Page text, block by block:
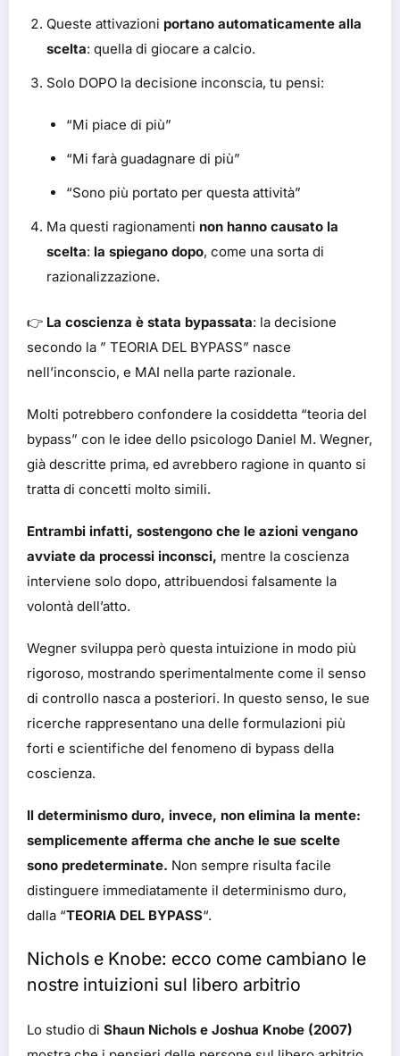
Queste attivazioni portano automaticamente alla
scelta: quella di giocare a calcio.
Solo DOPO la decisione inconscia, tu pensi:
“Mi piace di più”
“Mi farà guadagnare di più”
“Sono più portato per questa attività”
Ma questi ragionamenti non hanno causato la
scelta: la spiegano dopo, come una sorta di
razionalizzazione.
👉 La coscienza è stata bypassata: la decisione
secondo la ” TEORIA DEL BYPASS” nasce
nell’inconscio, e MAI nella parte razionale.
Molti potrebbero confondere la cosiddetta “teoria del
bypass” con le idee dello psicologo Daniel M. Wegner,
già descritte prima, ed avrebbero ragione in quanto si
tratta di concetti molto simili.
Entrambi infatti, sostengono che le azioni vengano
avviate da processi inconsci, mentre la coscienza
interviene solo dopo, attribuendosi falsamente la
volontà dell’atto.
Wegner sviluppa però questa intuizione in modo più
rigoroso, mostrando sperimentalmente come il senso
di controllo nasca a posteriori. In questo senso, le sue
ricerche rappresentano una delle formulazioni più
forti e scientifiche del fenomeno di bypass della
coscienza.
Il determinismo duro, invece, non elimina la mente:
semplicemente afferma che anche le sue scelte
sono predeterminate. Non sempre risulta facile
distinguere immediatamente il determinismo duro,
dalla “TEORIA DEL BYPASS“.
Nichols e Knobe: ecco come cambiano le
nostre intuizioni sul libero arbitrio
Lo studio di Shaun Nichols e Joshua Knobe (2007)